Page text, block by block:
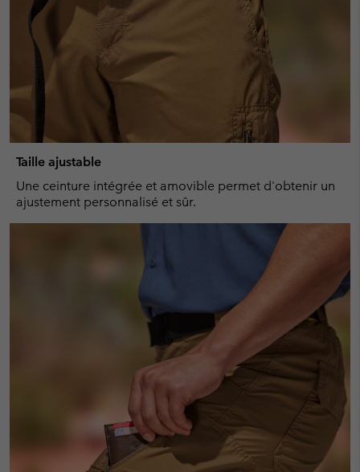
Taille ajustable
Une ceinture intégrée et amovible permet d'obtenir un
ajustement personnalisé et sûr.